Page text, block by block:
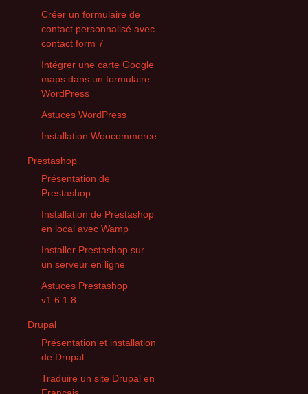
Créer un formulaire de
contact personnalisé avec
contact form 7
Intégrer une carte Google
maps dans un formulaire
WordPress
Astuces WordPress
Installation Woocommerce
Prestashop
Présentation de
Prestashop
Installation de Prestashop
en local avec Wamp
Installer Prestashop sur
un serveur en ligne
Astuces Prestashop
v1.6.1.8
Drupal
Présentation et installation
de Drupal
Traduire un site Drupal en